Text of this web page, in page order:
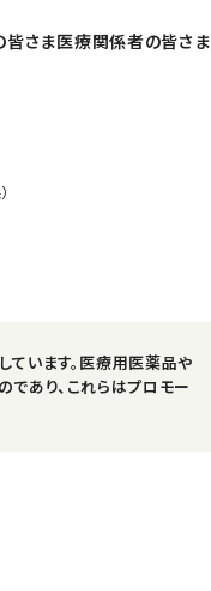
皆さま医療関係者の皆さま
います。医療用医薬品や
あり、これらはプロモー